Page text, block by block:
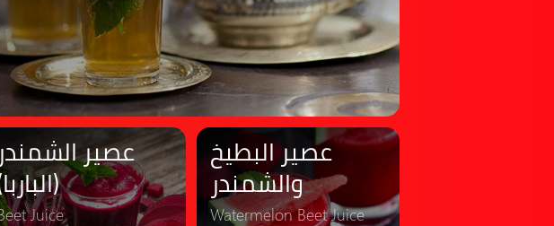
عصير البطيخ
والشمندر
Watermelon Beet Juice
عصير الشمندر
Juice